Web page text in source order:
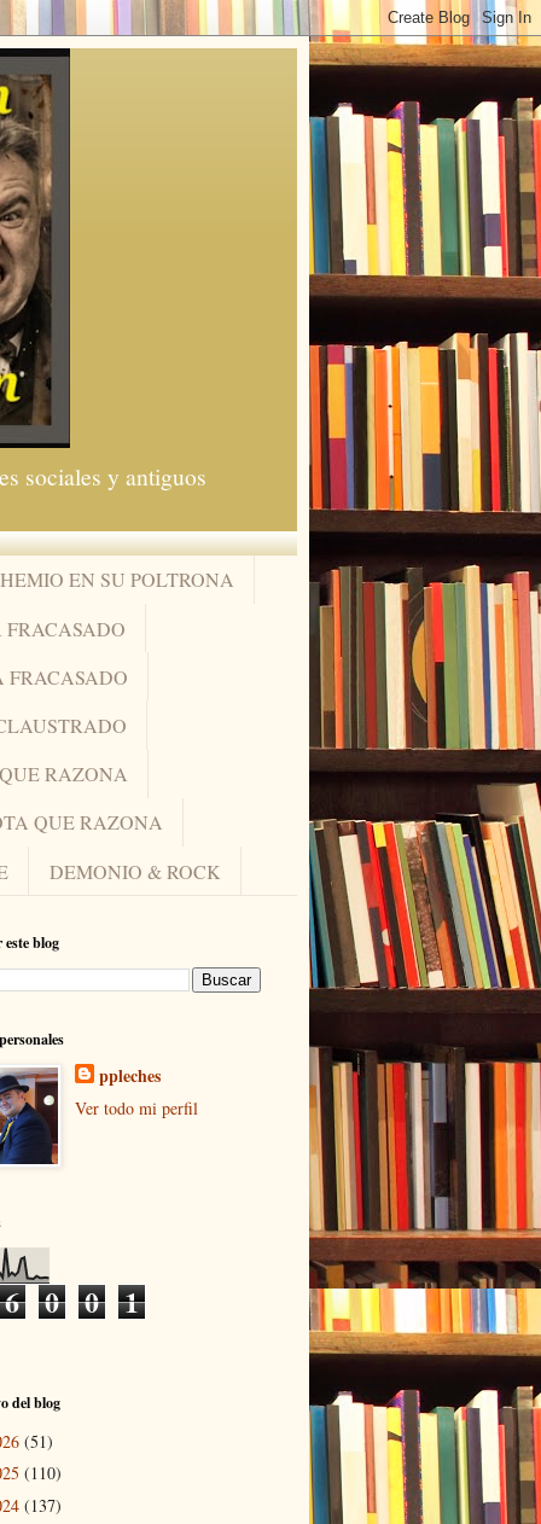
sociales y antiguos
EN SU POLTRONA
FRACASADO
FRACASADO
RAZONA
QUE RAZONA
DEMONIO & ROCK
este blog
ppleches
Ver todo mi perfil
6 0 0 1
del blog
(51)
(110)
(137)